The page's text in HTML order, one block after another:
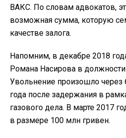
ВАКС. По словам адвокатов,
возможная сумма, которую
качестве залога.
Напомним, в декабре 2018
Романа Насирова в
Увольнение произошло через
года после задержания в
газового дела. В марте 2017
в размере 100 млн гривен.